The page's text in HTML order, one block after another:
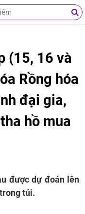
(15, 16 và
Rồng hóa
đại gia,
hồ mua
được dự đoán lên
túi.